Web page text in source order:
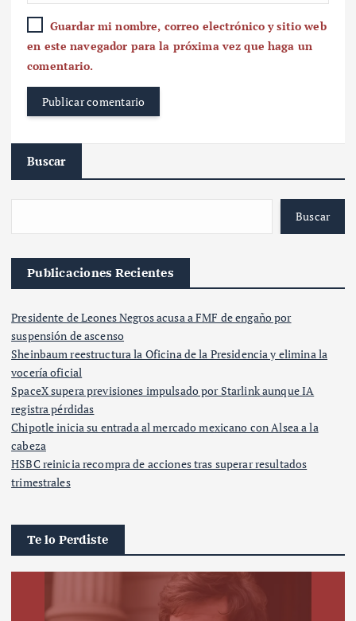
Guardar mi nombre, correo electrónico y sitio web
en este navegador para la próxima vez que haga un
comentario.
Buscar
Buscar
Publicaciones Recientes
Presidente de Leones Negros acusa a FMF de engaño por
suspensión de ascenso
Sheinbaum reestructura la Oficina de la Presidencia y elimina la
vocería oficial
SpaceX supera previsiones impulsado por Starlink aunque IA
registra pérdidas
Chipotle inicia su entrada al mercado mexicano con Alsea a la
cabeza
HSBC reinicia recompra de acciones tras superar resultados
trimestrales
Te lo Perdiste